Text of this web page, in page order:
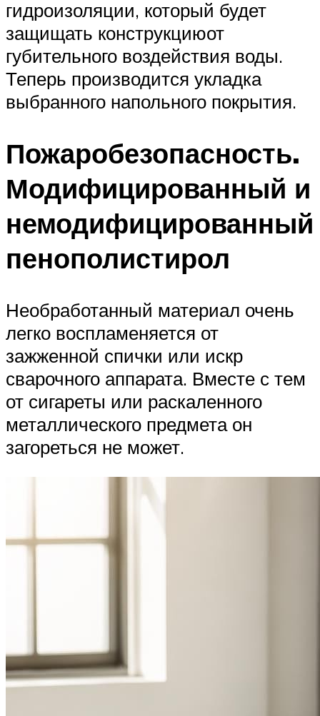
гидроизоляции, который будет
защищать конструкциюот
губительного воздействия воды.
Теперь производится укладка
выбранного напольного покрытия.
Пожаробезопасность.
Модифицированный и
немодифицированный
пенополистирол
Необработанный материал очень
легко воспламеняется от
зажженной спички или искр
сварочного аппарата. Вместе с тем
от сигареты или раскаленного
металлического предмета он
загореться не может.